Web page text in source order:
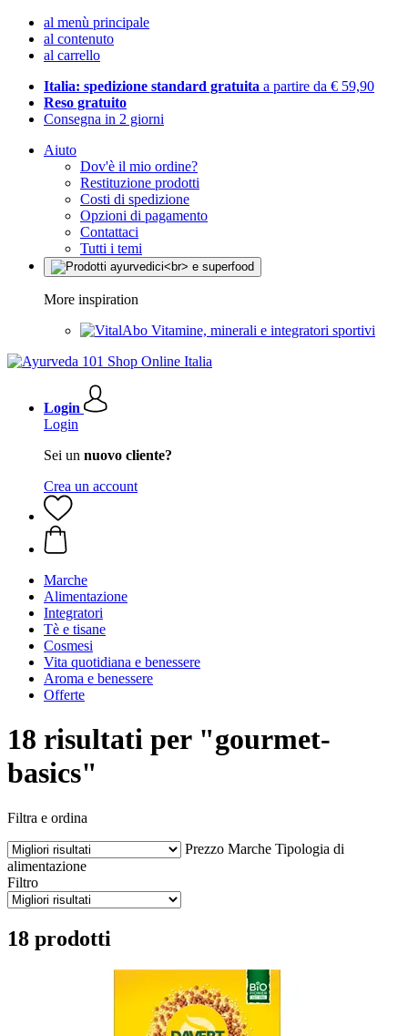
al menù principale
al contenuto
al carrello
Italia: spedizione standard gratuita a partire da € 59,90
Reso gratuito
Consegna in 2 giorni
Aiuto
Dov'è il mio ordine?
Restituzione prodotti
Costi di spedizione
Opzioni di pagamento
Contattaci
Tutti i temi
More inspiration
Vitamine, minerali e integratori sportivi
Login
Login
Sei un nuovo cliente?
Crea un account
Marche
Alimentazione
Integratori
Tè e tisane
Cosmesi
Vita quotidiana e benessere
Aroma e benessere
Offerte
18 risultati per "gourmet-
basics"
Filtra e ordina
Prezzo Marche Tipologia di
alimentazione
Filtro
18 prodotti